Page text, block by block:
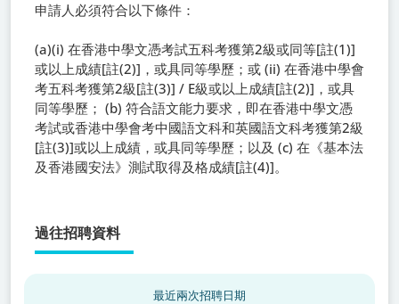
申請人必須符合以下條件：
(a)(i) 在香港中學文憑考試五科考獲第2級或同等[註(1)]
或以上成績[註(2)]，或具同等學歷；或 (ii) 在香港中學會
考五科考獲第2級[註(3)] / E級或以上成績[註(2)]，或具
同等學歷； (b) 符合語文能力要求，即在香港中學文憑
考試或香港中學會考中國語文科和英國語文科考獲第2級
[註(3)]或以上成績，或具同等學歷；以及 (c) 在《基本法
及香港國安法》測試取得及格成績[註(4)]。
過往招聘資料
最近兩次招聘日期